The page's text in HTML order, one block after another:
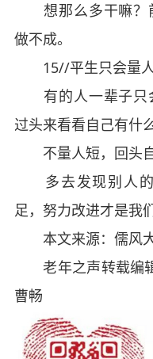
想那么多干嘛？
做不成。
15//平生只会量人
有的人一辈子只
过头来看看自己有什
不量人短，回头自
多去发现别人的
足，努力改进才是我
本文来源：儒风大
老年之声转载编辑
曹畅